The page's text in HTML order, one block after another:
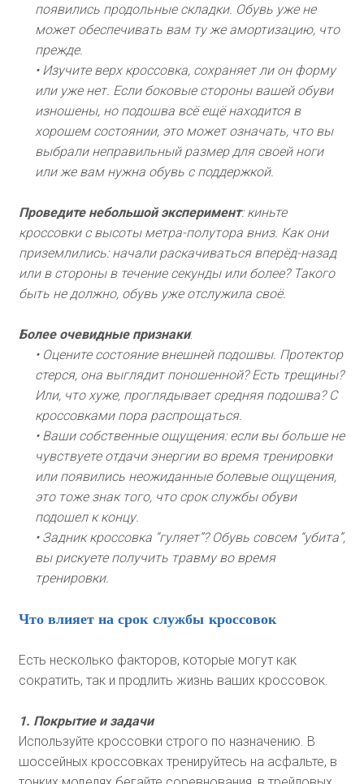
появились продольные складки. Обувь уже не
может обеспечивать вам ту же амортизацию, что
прежде.
• Изучите верх кроссовка, сохраняет ли он форму
или уже нет. Если боковые стороны вашей обуви
изношены, но подошва всё ещё находится в
хорошем состоянии, это может означать, что вы
выбрали неправильный размер для своей ноги
или же вам нужна обувь с поддержкой.
Проведите небольшой эксперимент: киньте
кроссовки с высоты метра-полутора вниз. Как они
приземлились: начали раскачиваться вперёд-назад
или в стороны в течение секунды или более? Такого
быть не должно, обувь уже отслужила своё.
Более очевидные признаки:
• Оцените состояние внешней подошвы. Протектор
стерся, она выглядит поношенной? Есть трещины?
Или, что хуже, проглядывает средняя подошва? С
кроссовками пора распрощаться.
• Ваши собственные ощущения: если вы больше не
чувствуете отдачи энергии во время тренировки
или появились неожиданные болевые ощущения,
это тоже знак того, что срок службы обуви
подошел к концу.
• Задник кроссовка “гуляет”? Обувь совсем “убита”,
вы рискуете получить травму во время
тренировки.
Что влияет на срок службы кроссовок
Есть несколько факторов, которые могут как
сократить, так и продлить жизнь ваших кроссовок.
1. Покрытие и задачи
Используйте кроссовки строго по назначению. В
шоссейных кроссовках тренируйтесь на асфальте, в